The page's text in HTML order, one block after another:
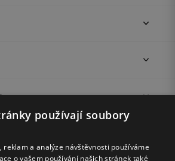
používají soubory
reklam a analýze návštěvnosti používáme
o vašem používání našich stránek také